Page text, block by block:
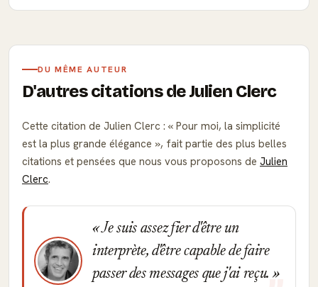
DU MÊME AUTEUR
D'autres citations de Julien Clerc
Cette citation de Julien Clerc :
Pour moi, la simplicité
est la plus grande élégance
, fait partie des plus belles
citations et pensées que nous vous proposons de Julien
Clerc.
Je suis assez fier d'être un
interprète, d'être capable de faire
passer des messages que j'ai reçu.